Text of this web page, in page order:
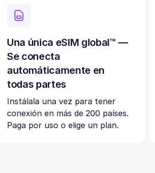
Una única eSIM global™ —
Se conecta
automáticamente en
todas partes
Instálala una vez para tener
conexión en más de 200 países.
Paga por uso o elige un plan.